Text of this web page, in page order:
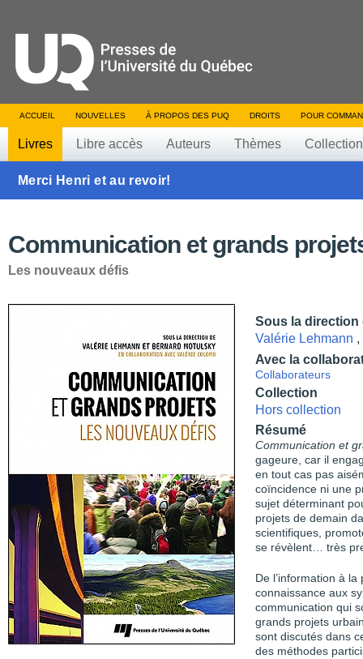
ACCUEIL NOUVELLES À PROPOS DES PUQ DROITS POUR
Livres Libre accès Auteurs Thèmes
Merci Henri et au revoir!
Communication et grands
Les nouveaux défis
Sous la direction
Valérie Lehmann ,
Avec la
Collaborateurs
Collection
Hors collection
Résumé
Communication et
gageure, car il
en tout cas pas
coïncidence ni une
sujet déterminant
projets de demain
scientifiques,
se révèlent… très
De l’information à
connaissance aux
communication qui
grands projets
sont discutés dans
des méthodes